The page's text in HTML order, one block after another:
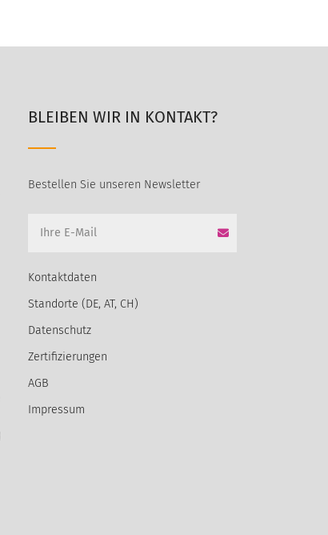
BLEIBEN WIR IN KONTAKT?
Bestellen Sie unseren Newsletter
Kontaktdaten
Standorte (DE, AT, CH)
Datenschutz
Zertifizierungen
AGB
Impressum